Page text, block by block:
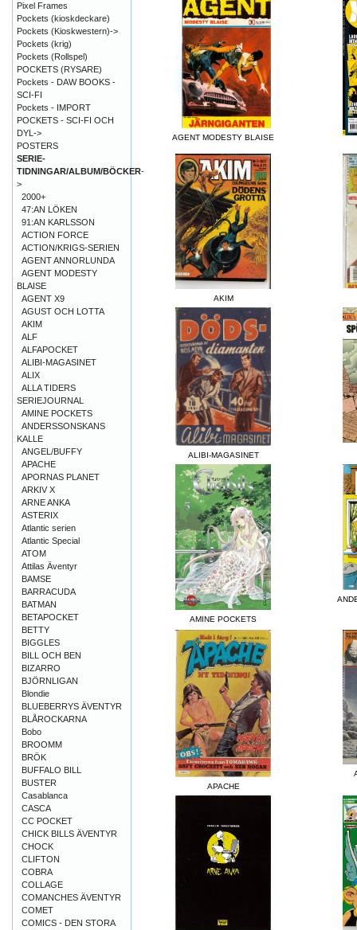
AGENT MODESTY BLAISE
AKIM
ALIBI-MAGASINET
AMINE POCKETS
APACHE
Pixel Frames
Pockets (kioskdeckare)
Pockets (Kioskwestern)->
Pockets (krig)
Pockets (Rollspel)
POCKETS (RYSARE)
Pockets - DAW BOOKS -
SCI-FI
Pockets - IMPORT
POCKETS - SCI-FI OCH
DYL->
POSTERS
SERIE-
TIDNINGAR/ALBUM/BÖCKER-
>
2000+
47:AN LÖKEN
91:AN KARLSSON
ACTION FORCE
ACTION/KRIGS-SERIEN
AGENT ANNORLUNDA
AGENT MODESTY
BLAISE
AGENT X9
AGUST OCH LOTTA
AKIM
ALF
ALFAPOCKET
ALIBI-MAGASINET
ALIX
ALLA TIDERS
SERIEJOURNAL
AMINE POCKETS
ANDERSSONSKANS
KALLE
ANGEL/BUFFY
APACHE
APORNAS PLANET
ARKIV X
ARNE ANKA
ASTERIX
Atlantic serien
Atlantic Special
ATOM
Attilas Äventyr
BAMSE
BARRACUDA
BATMAN
BETAPOCKET
BETTY
BIGGLES
BILL OCH BEN
BIZARRO
BJÖRNLIGAN
Blondie
BLUEBERRYS ÄVENTYR
BLÅROCKARNA
Bobo
BROOMM
BRÖK
BUFFALO BILL
BUSTER
Casablanca
CASCA
CC POCKET
CHICK BILLS ÄVENTYR
CHOCK
CLIFTON
COBRA
COLLAGE
COMANCHES ÄVENTYR
COMET
COMICS - DEN STORA